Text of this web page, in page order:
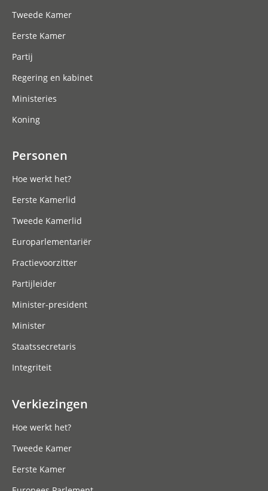
Tweede Kamer
Eerste Kamer
Partij
Regering en kabinet
Ministeries
Koning
Personen
Hoe werkt het?
Eerste Kamerlid
Tweede Kamerlid
Europarlementariër
Fractievoorzitter
Partijleider
Minister-president
Minister
Staatssecretaris
Integriteit
Verkiezingen
Hoe werkt het?
Tweede Kamer
Eerste Kamer